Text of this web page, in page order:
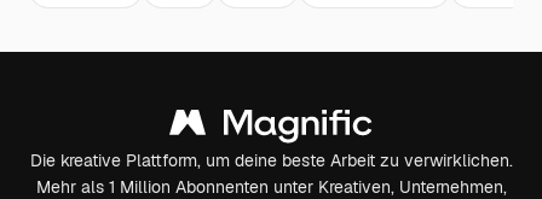
Die kreative Plattform, um deine beste Arbeit zu verwirklichen.
Mehr als 1 Million Abonnenten unter Kreativen, Unternehmen,